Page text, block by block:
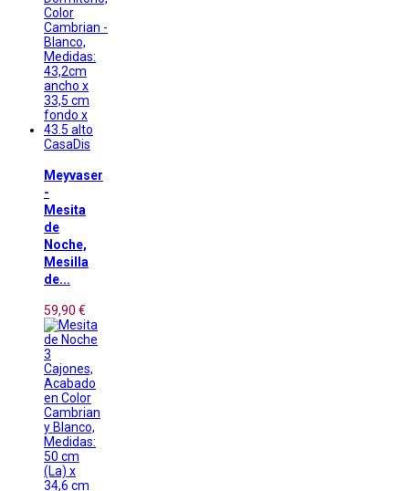
CasaDis
Meyvaser
-
Mesita
de
Noche,
Mesilla
de...
59,90 €